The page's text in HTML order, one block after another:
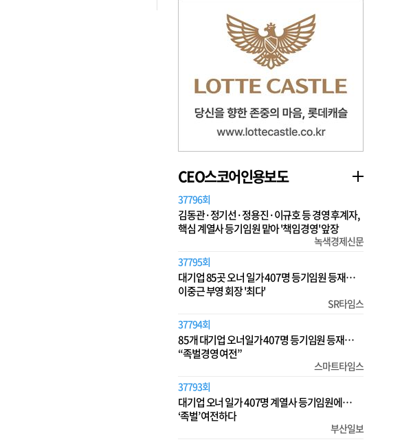
CEO스코어인용보도
37796회
김동관·정기선·정용진·이규호 등 경영 후계자,
핵심 계열사 등기임원 맡아 '책임경영' 앞장
녹색경제신문
37795회
대기업 85곳 오너 일가 407명 등기임원 등재…
이중근 부영 회장 '최다'
SR타임스
37794회
85개 대기업 오너일가 407명 등기임원 등재…
“족벌경영 여전”
스마트타임스
37793회
대기업 오너 일가 407명 계열사 등기임원에…
‘족벌’ 여전하다
부산일보